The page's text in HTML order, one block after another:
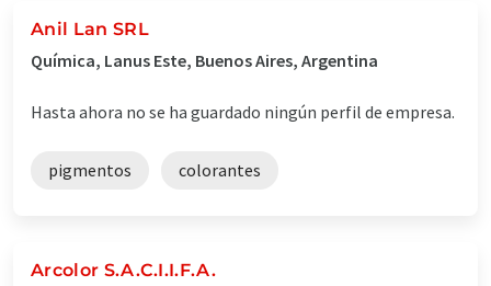
Anil Lan SRL
Química, Lanus Este, Buenos Aires, Argentina
Hasta ahora no se ha guardado ningún perfil de empresa.
pigmentos colorantes
Arcolor S.A.C.I.I.F.A.